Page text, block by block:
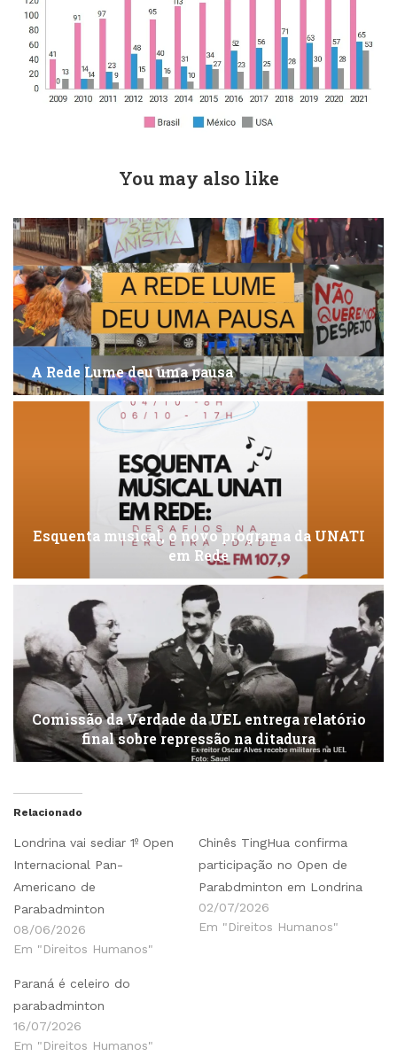
You may also like
A Rede Lume deu uma pausa
Esquenta musical, o novo programa da UNATI
em Rede
Comissão da Verdade da UEL entrega relatório
final sobre repressão na ditadura
Relacionado
Londrina vai sediar 1º Open
Internacional Pan-
Americano de
Parabadminton
08/06/2026
Em "Direitos Humanos"
Chinês TingHua confirma
participação no Open de
Parabdminton em Londrina
02/07/2026
Em "Direitos Humanos"
Paraná é celeiro do
parabadminton
16/07/2026
Em "Direitos Humanos"